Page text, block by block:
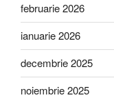
februarie 2026
ianuarie 2026
decembrie 2025
noiembrie 2025